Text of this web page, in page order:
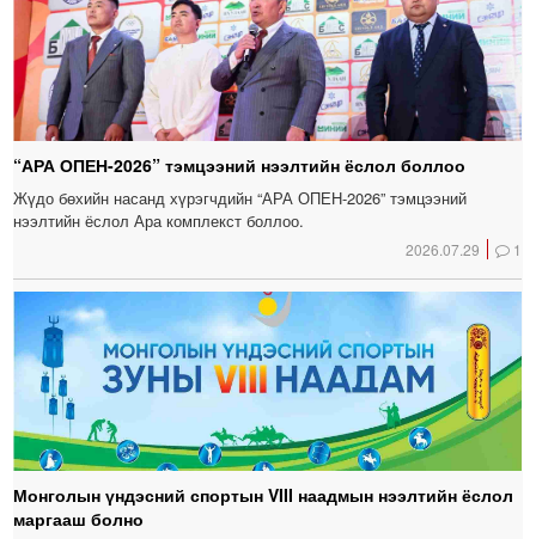
“АРА ОПЕН-2026” тэмцээний нээлтийн ёслол боллоо
Жүдо бөхийн насанд хүрэгчдийн “АРА ОПЕН-2026” тэмцээний
нээлтийн ёслол Ара комплекст боллоо.
2026.07.29 1
Монголын үндэсний спортын VIII наадмын нээлтийн ёслол
маргааш болно